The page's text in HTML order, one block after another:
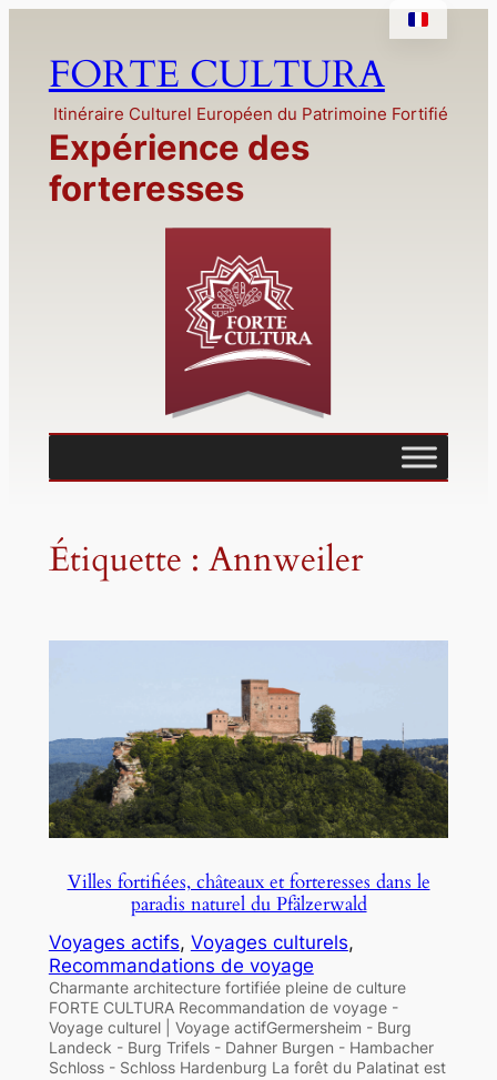
contenuFORTE CULTURA
Itinéraire Culturel Européen du Patrimoine Fortifié
Expérience des
forteresses
Étiquette : Annweiler
Villes fortifiées, châteaux et forteresses dans le
paradis naturel du Pfälzerwald
Voyages actifs, Voyages culturels
Recommandations de voyage
Charmante architecture fortifiée pleine de culture
FORTE CULTURA Recommandation de voyage -
Voyage culturel | Voyage actifGermersheim - Burg
Landeck - Burg Trifels - Dahner Burgen - Hambacher
Schloss - Schloss Hardenburg La forêt du Palatinat est